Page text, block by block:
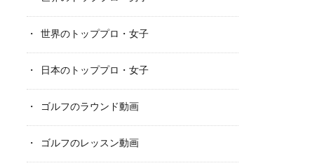
世界のトッププロ・女子
日本のトッププロ・女子
ゴルフのラウンド動画
ゴルフのレッスン動画